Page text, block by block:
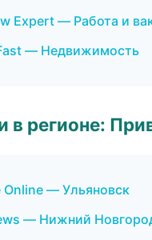
Expert — Работа и
— Недвижимость
в регионе:
Online — Ульяновск
— Нижний